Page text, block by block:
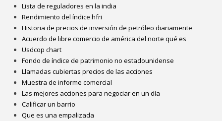
Lista de reguladores en la india
Rendimiento del índice hfri
Historia de precios de inversión de petróleo diariamente
Acuerdo de libre comercio de américa del norte qué es
Usdcop chart
Fondo de índice de patrimonio no estadounidense
Llamadas cubiertas precios de las acciones
Muestra de informe comercial
Las mejores acciones para negociar en un día
Calificar un barrio
Que es una empalizada